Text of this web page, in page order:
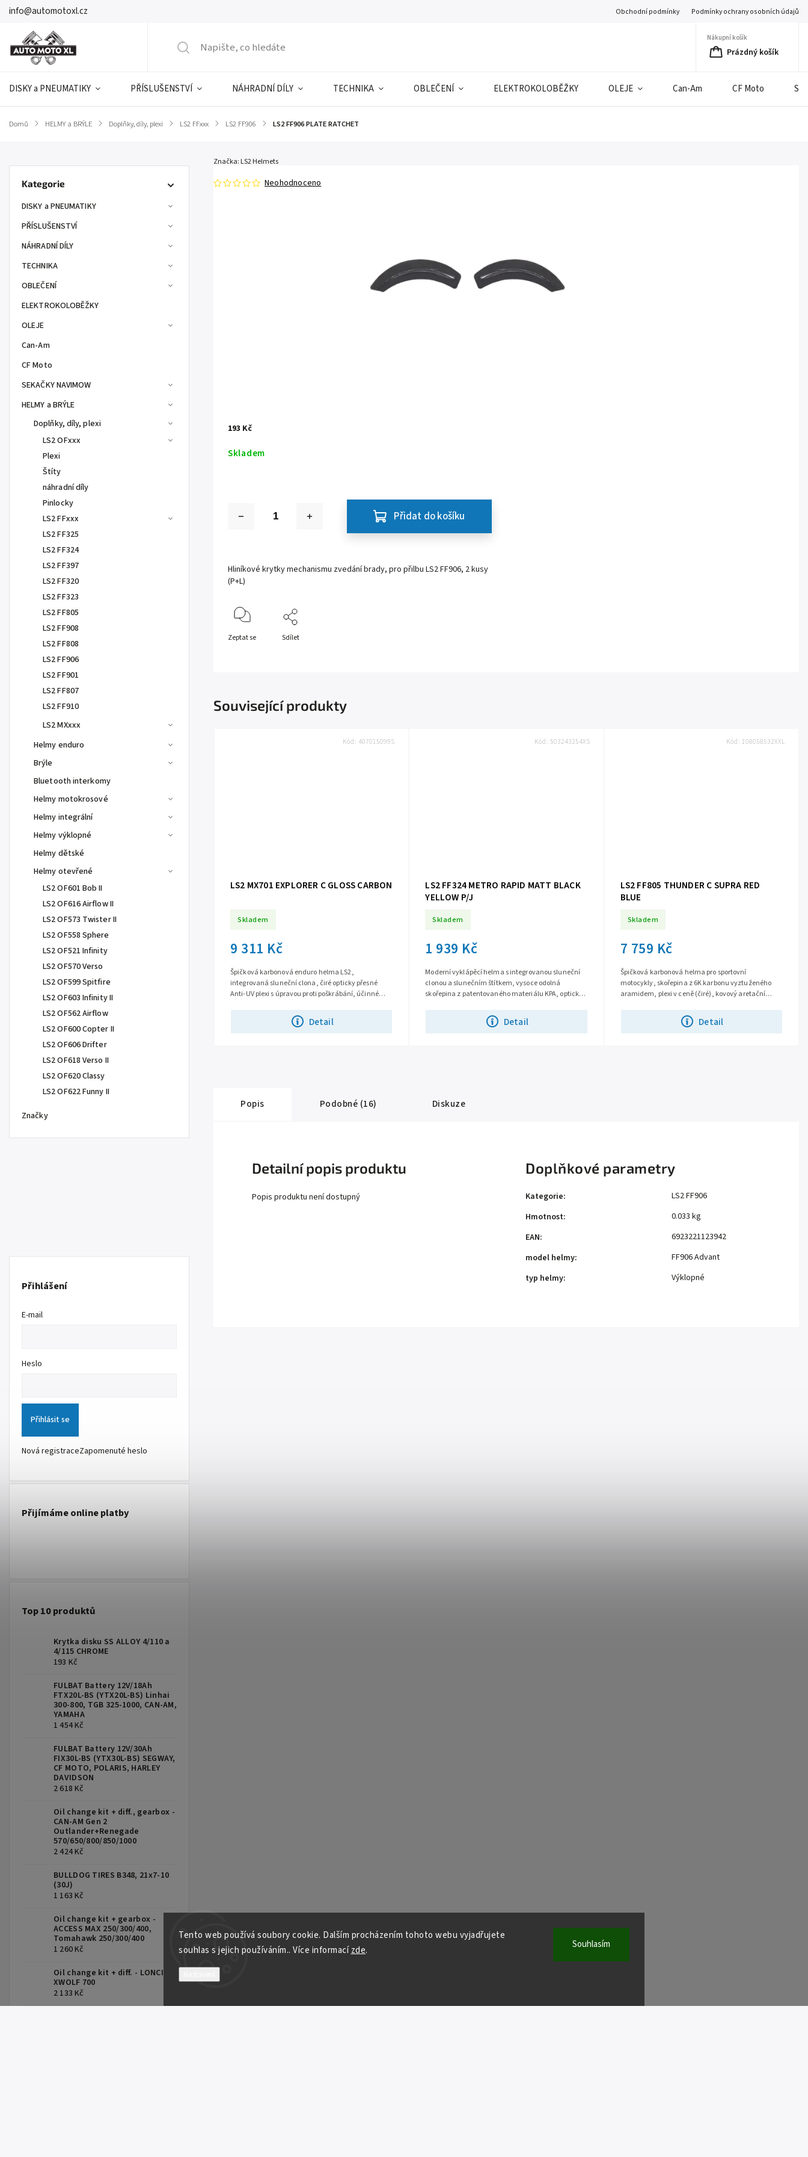
Tento web používá soubory cookie. Dalším procházením tohoto webu vyjadřujete
souhlas s jejich používáním.. Více informacízde. Souhlasím
info@automotoxl.cz Obchodní podmínky Podmínky ochrany osobních údajů
Nákupní košík
Prázdný košík
DISKY a PNEUMATIKY PŘÍSLUŠENSTVÍ NÁHRADNÍ DÍLY TECHNIKA OBLEČENÍ ELEKTROKOLOBĚŽKY OLEJE Can-Am CF Moto
Domů / HELMY a BRÝLE / Doplňky, díly, plexi / LS2 FFxxx / LS2 FF906 / LS2 FF906 PLATE RATCHET
Kategorie
DISKY a PNEUMATIKY
PŘÍSLUŠENSTVÍ
NÁHRADNÍ DÍLY
TECHNIKA
OBLEČENÍ
ELEKTROKOLOBĚŽKY
OLEJE
Can-Am
CF Moto
SEKAČKY NAVIMOW
HELMY a BRÝLE
Doplňky, díly, plexi
LS2 OFxxx
Plexi
Štíty
náhradní díly
Pinlocky
LS2 FFxxx
LS2 FF325
LS2 FF324
LS2 FF397
LS2 FF320
LS2 FF323
LS2 FF805
LS2 FF908
LS2 FF808
LS2 FF906
LS2 FF901
LS2 FF807
LS2 FF910
LS2 MXxxx
Helmy enduro
Brýle
Bluetooth interkomy
Helmy motokrosové
Helmy integrální
Helmy výklopné
Helmy dětské
Helmy otevřené
LS2 OF601 Bob II
LS2 OF616 Airflow II
LS2 OF573 Twister II
LS2 OF558 Sphere
LS2 OF521 Infinity
LS2 OF570 Verso
LS2 OF599 Spitfire
LS2 OF603 Infinity II
LS2 OF562 Airflow
LS2 OF600 Copter II
LS2 OF606 Drifter
LS2 OF618 Verso II
LS2 OF620 Classy
LS2 OF622 Funny II
Značky
Přihlášení
E-mail
Heslo
Přihlásit se
Nová registraceZapomenuté heslo
Přijímáme online platby
Top 10 produktů
Krytka disku SS ALLOY 4/110 a
4/115 CHROME
193 Kč
FULBAT Battery 12V/18Ah
FTX20L-BS (YTX20L-BS) Linhai
300-800, TGB 325-1000, CAN-AM,
YAMAHA
1 454 Kč
FULBAT Battery 12V/30Ah
FIX30L-BS (YTX30L-BS) SEGWAY,
CF MOTO, POLARIS, HARLEY
DAVIDSON
2 618 Kč
Oil change kit + diff., gearbox -
CAN-AM Gen 2
Outlander+Renegade
570/650/800/850/1000
2 424 Kč
BULLDOG TIRES B348, 21x7-10
(30J)
1 163 Kč
Oil change kit + gearbox -
ACCESS MAX 250/300/400,
Tomahawk 250/300/400
1 260 Kč
Oil change kit + diff. - LONCIN
XWOLF 700
2 133 Kč
Neohodnoceno
Značka: LS2 Helmets
193 Kč
Skladem
Přidat do košíku
Hliníkové krytky mechanismu zvedání brady, pro přilbu LS2 FF906, 2 kusy
(P+L)
Zeptat se Sdílet
Související produkty
LS2 MX701 EXPLORER C GLOSS CARBON
Skladem
9 311 Kč
Detail
Špičková karbonová enduro helma LS2,
integrovaná sluneční clona, čiré opticky přesné
Anti-UV plexi s úpravou proti poškrábání, účinné
Kód: 407015099S
LS2 FF324 METRO RAPID MATT BLACK
YELLOW P/J
Skladem
1 939 Kč
Detail
Moderní vyklápěcí helma s integrovanou sluneční
clonou a slunečním štítkem, vysoce odolná
skořepina z patentovaného materiálu KPA, opticky
Kód: 503243254XS
LS2 FF805 THUNDER C SUPRA RED
BLUE
Skladem
7 759 Kč
Detail
Špičková karbonová helma pro sportovní
motocykly, skořepina z 6K karbonu vyztuženého
aramidem, plexi v ceně (čiré), kovový aretační
Kód: 108058532XXL
Popis Podobné (16) Diskuze
Detailní popis produktu
Popis produktu není dostupný
Doplňkové parametry
Kategorie:
LS2 FF906
Hmotnost:
0.033 kg
EAN:
6923221123942
model helmy:
FF906 Advant
typ helmy: Výklopné